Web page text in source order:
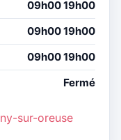
09h00 19h00
09h00 19h00
09h00 19h00
Fermé
sur-oreuse